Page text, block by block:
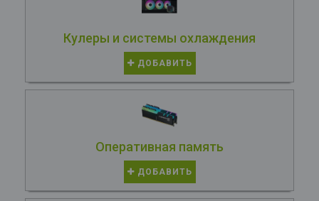
Кулеры и системы охлаждения
ДОБАВИТЬ
Оперативная память
ДОБАВИТЬ